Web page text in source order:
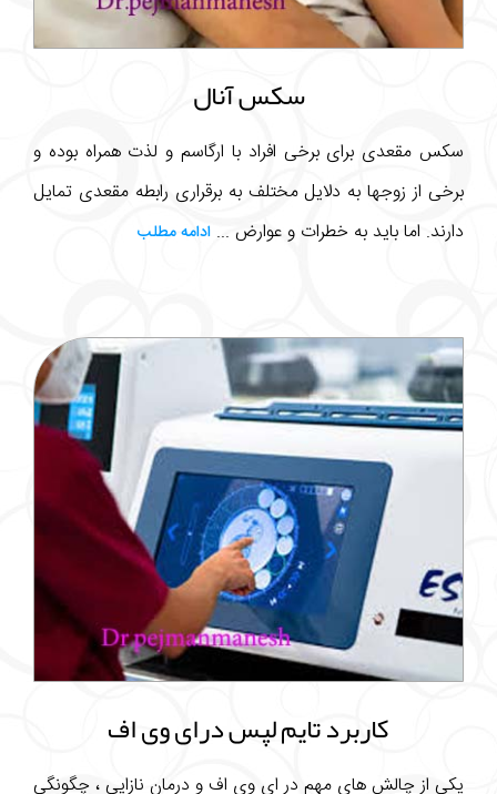
سکس آنال
سکس مقعدی برای برخی افراد با ارگاسم و لذت همراه بوده و
برخی از زوجها به دلایل مختلف به برقراری رابطه مقعدی تمایل
دارند. اما باید به خطرات و عوارض ... ادامه مطلب
کاربرد تایم لپس درای وی اف
یکی از چالش های مهم در ای وی اف و درمان نازایی ، چگونگی